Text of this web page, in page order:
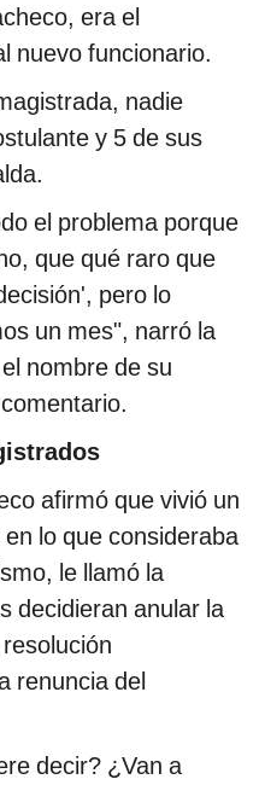
era el
nuevo funcionario.
nadie
y 5 de sus
el problema porque
que qué raro que
pero lo
un mes", narró la
nombre de su
afirmó que vivió un
lo que consideraba
le llamó la
decidieran anular la
renuncia del
decir? ¿Van a